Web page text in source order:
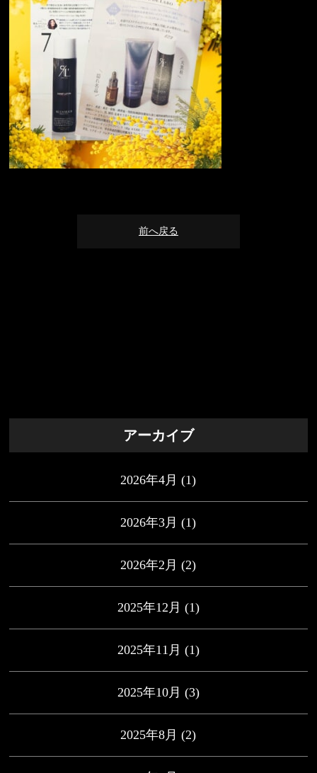
前へ戻る
アーカイブ
2026年4月 (1)
2026年3月 (1)
2026年2月 (2)
2025年12月 (1)
2025年11月 (1)
2025年10月 (3)
2025年8月 (2)